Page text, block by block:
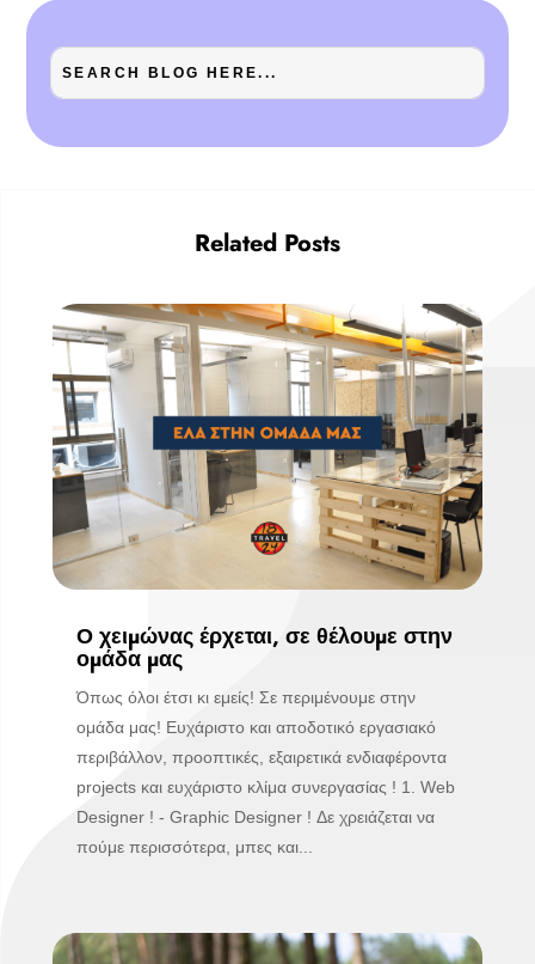
Related Posts
Ο χειμώνας έρχεται, σε θέλουμε στην
ομάδα μας
Όπως όλοι έτσι κι εμείς! Σε περιμένουμε στην
ομάδα μας! Ευχάριστο και αποδοτικό εργασιακό
περιβάλλον, προοπτικές, εξαιρετικά ενδιαφέροντα
projects και ευχάριστο κλίμα συνεργασίας ! 1. Web
Designer ! - Graphic Designer ! Δε χρειάζεται να
πούμε περισσότερα, μπες και...